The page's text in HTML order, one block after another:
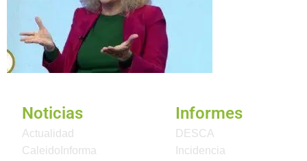
Noticias
Actualidad
CaleidoInforma
Informes
DESCA
Incidencia